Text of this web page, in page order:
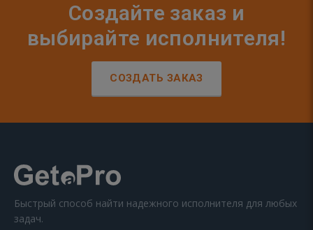
Создайте заказ и
выбирайте исполнителя!
СОЗДАТЬ ЗАКАЗ
Быстрый способ найти надежного исполнителя для любых
задач.